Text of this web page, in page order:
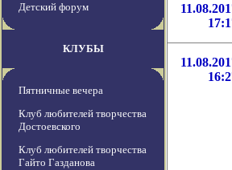
Детский форум
КЛУБЫ
Пятничные вечера
Клуб любителей творчества
Достоевского
Клуб любителей творчества
Гайто Газданова